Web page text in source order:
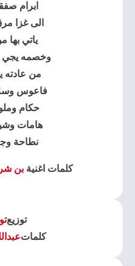
ابرام
الى غزا
ياتي بها
وخصمه يجي
من عادته
فاعوس
حكام
هامات
نطاحة
كلمات اغنية بن
توزيع
كلمات